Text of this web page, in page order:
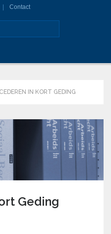
Contact
IN KORT GEDING
Geding